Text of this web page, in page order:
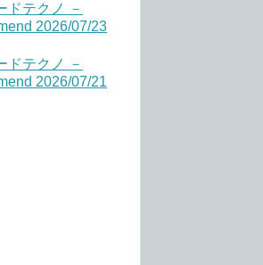
ドテクノ －
2026/07/23
ドテクノ －
2026/07/21